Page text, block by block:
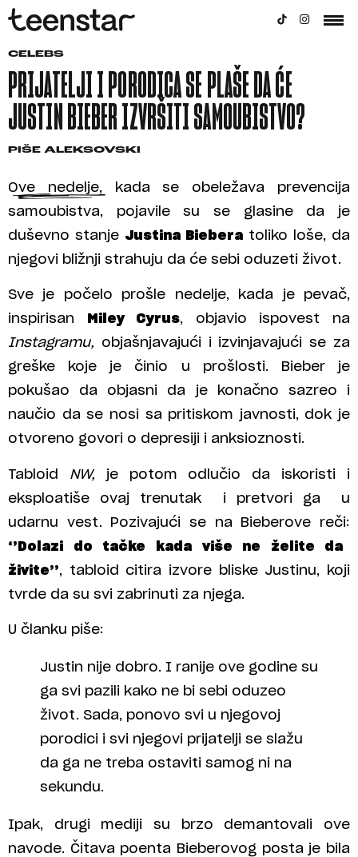
CELEBS
PRIJATELJI I PORODICA SE PLAŠE DA ĆE
JUSTIN BIEBER IZVRŠITI SAMOUBISTVO?
PIŠE ALEKSOVSKI
Ove nedelje, kada se obeležava prevencija
samoubistva, pojavile su se glasine da je
duševno stanje Justina Biebera toliko loše, da
njegovi bližnji strahuju da će sebi oduzeti život.
Sve je počelo prošle nedelje, kada je pevač,
inspirisan
Miley Cyrus, objavio ispovest na
Instagramu, objašnjavajući i izvinjavajući se za
greške koje je činio u prošlosti. Bieber je
pokušao da objasni da je konačno sazreo i
naučio da se nosi sa pritiskom javnosti, dok je
otvoreno govori o depresiji i anksioznosti.
Tabloid NW,je potom odlučio da iskoristi i
eksploatiše ovaj trenutak i pretvori ga u
udarnu vest. Pozivajući se na Bieberove reči:
‘’Dolazi do tačke kada više ne želite da
živite’’, tabloid citira izvore bliske Justinu, koji
tvrde da su svi zabrinuti za njega.
U članku piše:
Justin nije dobro. I ranije ove godine su
ga svi pazili kako ne bi sebi oduzeo
život. Sada, ponovo svi u njegovoj
porodici i svi njegovi prijatelji se slažu
da ga ne treba ostaviti samog ni na
sekundu.
Ipak, drugi mediji su brzo demantovali ove
navode. Čitava poenta Bieberovog posta je bila